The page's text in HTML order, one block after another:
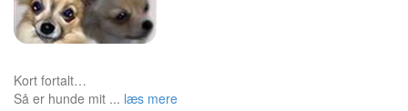
Kort fortalt…
Så er hunde mit ... læs mere